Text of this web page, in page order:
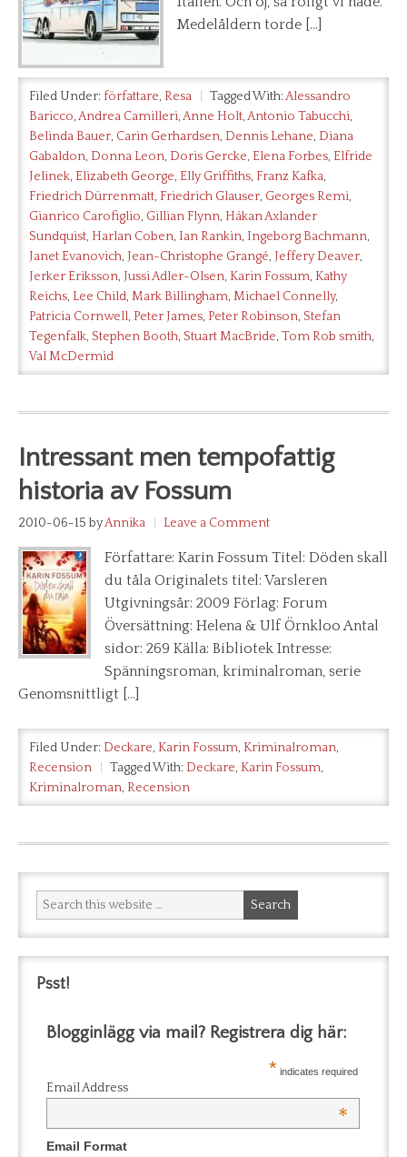
Medelåldern torde […]
Filed Under: författare, Resa Tagged With:Alessandro
Baricco,Andrea Camilleri,Anne Holt,Antonio Tabucchi,
Belinda Bauer, Carin Gerhardsen, Dennis Lehane, Diana
Gabaldon, Donna Leon, Doris Gercke, Elena Forbes, Elfride
Jelinek, Elizabeth George, Elly Griffiths, Franz Kafka,
Friedrich Dürrenmatt, Friedrich Glauser, Georges Remi,
Gianrico Carofiglio, Gillian Flynn, Håkan Axlander
Sundquist, Harlan Coben, Ian Rankin, Ingeborg Bachmann,
Janet Evanovich, Jean-Christophe Grangé, Jeffery Deaver,
Jerker Eriksson, Jussi Adler-Olsen, Karin Fossum, Kathy
Reichs, Lee Child, Mark Billingham, Michael Connelly,
Patricia Cornwell, Peter James, Peter Robinson, Stefan
Tegenfalk, Stephen Booth, Stuart MacBride, Tom Rob smith,
Val McDermid
Intressant men tempofattig
historia av Fossum
2010-06-15 byAnnika Leave a Comment
Författare: Karin Fossum Titel: Döden skall
du tåla Originalets titel: Varsleren
Utgivningsår: 2009 Förlag: Forum
Översättning: Helena & Ulf Örnkloo Antal
sidor: 269 Källa: Bibliotek Intresse:
Spänningsroman, kriminalroman, serie
Genomsnittligt […]
Filed Under: Deckare, Karin Fossum, Kriminalroman,
Recension
Tagged With: Deckare, Karin Fossum,
Kriminalroman, Recension
Psst!
Blogginlägg via mail? Registrera dig här:
* indicates required
Email Address
*
Email Format